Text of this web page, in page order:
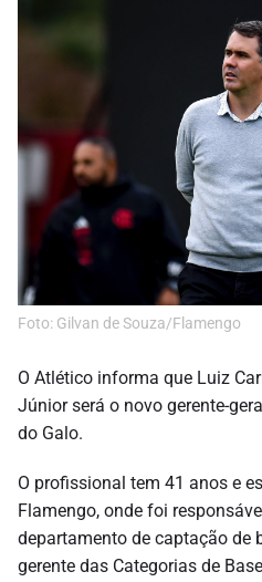
Foto: Gilvan de Souza/Flamengo
O Atlético informa que Luiz
Júnior será o novo gerente-
do Galo.
O profissional tem 41 anos e
Flamengo, onde foi
departamento de captação de
gerente das Categorias de